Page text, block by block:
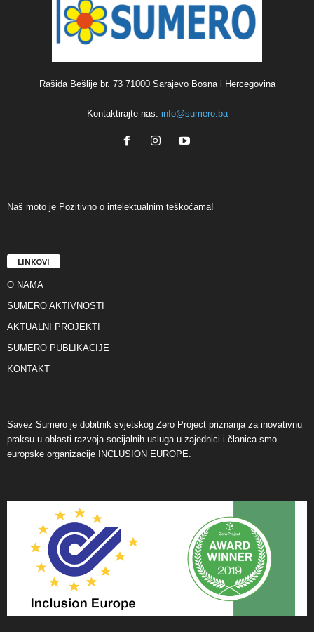
Rašida Bešlije br. 73 71000 Sarajevo Bosna i Hercegovina
Kontaktirajte nas: info@sumero.ba
Naš moto je Pozitivno o intelektualnim teškoćama!
LINKOVI
O NAMA
SUMERO AKTIVNOSTI
AKTUALNI PROJEKTI
SUMERO PUBLIKACIJE
KONTAKT
Savez Sumero je dobitnik svjetskog Zero Project priznanja za inovativnu
praksu u oblasti razvoja socijalnih usluga u zajednici i članica smo
europske organizacije INCLUSION EUROPE.